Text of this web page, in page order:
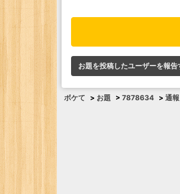
お題を投稿したユーザーを報告
ボケて > お題 > 7878634 > 通報